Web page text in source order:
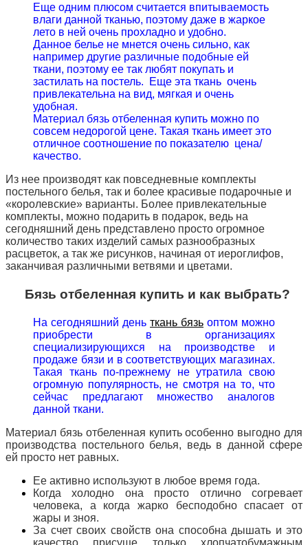
Еще одним плюсом считается впитываемость
влаги данной тканью, поэтому даже в жаркое
лето в ней очень прохладно и удобно.
Данное белье не мнется очень сильно, как
например другие различные подобные ей
ткани, поэтому ее так любят покупать и
застилать на постель. Еще эта ткань очень
привлекательна на вид, мягкая и очень
удобная.
Материал бязь отбеленная купить можно по
совсем недорогой цене. Такая ткань имеет это
отличное соотношение по показателю цена/
качество.
Из нее производят как повседневные комплекты
постельного белья, так и более красивые подарочные и
«королевские» варианты. Более привлекательные
комплекты, можно подарить в подарок, ведь на
сегодняшний день представлено просто огромное
количество таких изделий самых разнообразных
расцветок, а так же рисунков, начиная от иероглифов,
заканчивая различными ветвями и цветами.
Бязь отбеленная купить и как выбрать?
На сегодняшний день ткань бязь оптом можно
приобрести в организациях
специализирующихся на производстве и
продаже бязи и в соответствующих магазинах.
Такая ткань по-прежнему не утратила свою
огромную популярность, не смотря на то, что
сейчас предлагают множество аналогов
данной ткани.
Материал бязь отбеленная купить особенно выгодно для
производства постельного белья, ведь в данной сфере
ей просто нет равных.
Ее активно используют в любое время года.
Когда холодно она просто отлично согревает
человека, а когда жарко бесподобно спасает от
жары и зноя.
За счет своих свойств она способна дышать и это